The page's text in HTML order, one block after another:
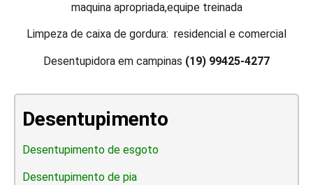
maquina apropriada,equipe treinada
Limpeza de caixa de gordura: residencial e comercial
Desentupidora em campinas (19) 99425-4277
Desentupimento
Desentupimento de esgoto
Desentupimento de pia